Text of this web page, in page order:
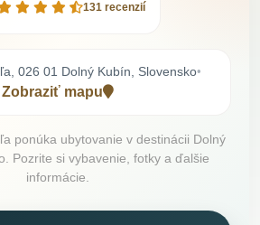
131 recenzií
026 01 Dolný Kubín, Slovensko•
Zobraziť mapu
ponúka ubytovanie v destinácii Dolný
Pozrite si vybavenie, fotky a ďalšie
informácie.